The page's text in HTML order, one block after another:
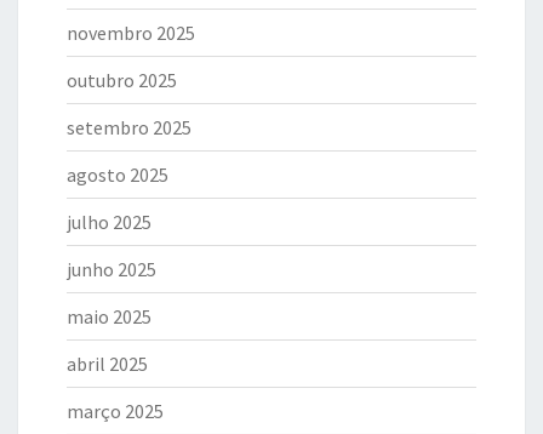
novembro 2025
outubro 2025
setembro 2025
agosto 2025
julho 2025
junho 2025
maio 2025
abril 2025
março 2025